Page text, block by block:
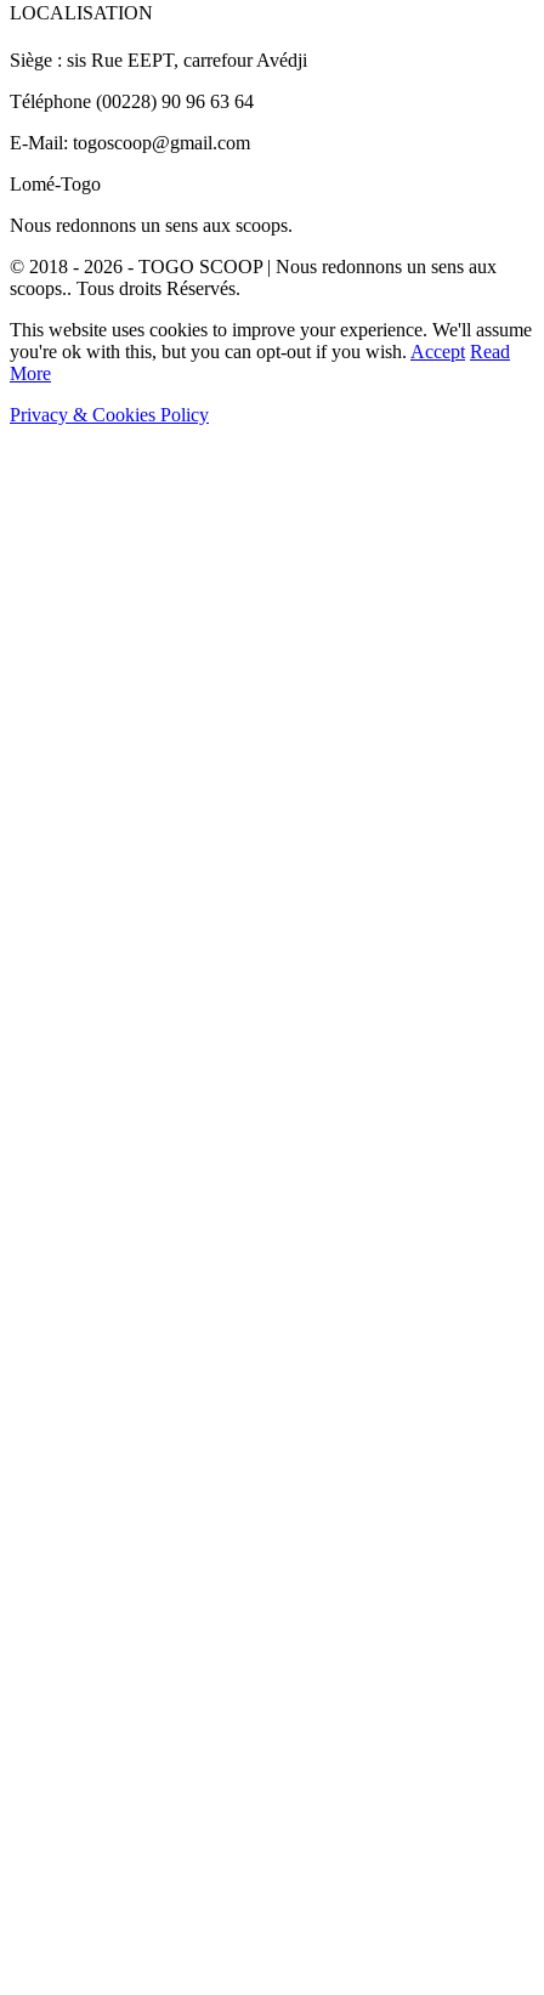
LOCALISATION
Siège : sis Rue EEPT, carrefour Avédji
Téléphone (00228) 90 96 63 64
E-Mail: togoscoop@gmail.com
Lomé-Togo
Nous redonnons un sens aux scoops.
© 2018 - 2026 - TOGO SCOOP | Nous redonnons un sens aux
scoops.. Tous droits Réservés.
This website uses cookies to improve your experience. We'll assume
you're ok with this, but you can opt-out if you wish. Accept Read
More
Privacy & Cookies Policy